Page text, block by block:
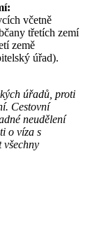
včetně
třetích zemí
země
úřad).
úřadů, proti
Cestovní
neudělení
o víza s
všechny